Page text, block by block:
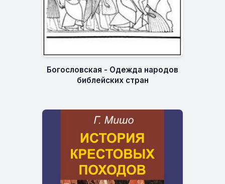
Богословская - Одежда народов
библейских стран